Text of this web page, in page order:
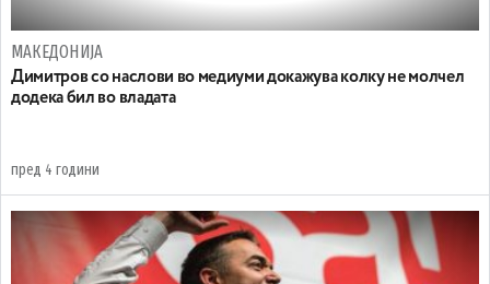
МАКЕДОНИЈА
Димитров со наслови во медиуми докажува колку не молчел
додека бил во владата
пред 4 години